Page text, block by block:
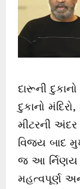
દારૂની
દુકાનો
મીટરની અંદર
વિજય બાદ
જ આ ર્નિણય
મહત્વપૂર્ણ